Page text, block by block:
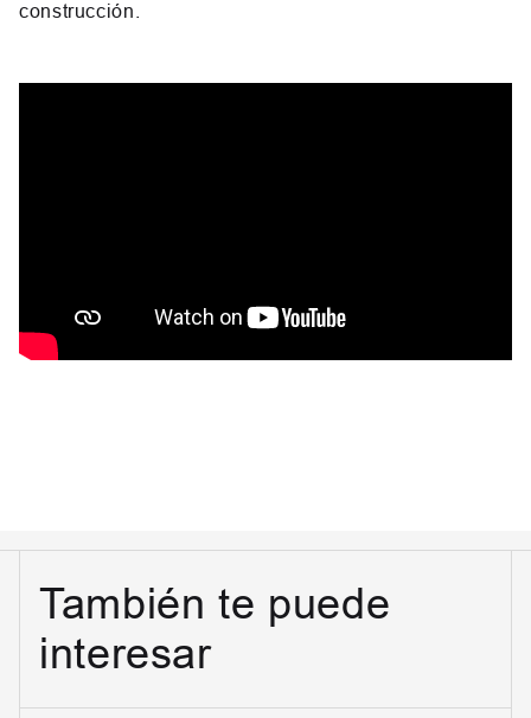
construcción.
También te puede
interesar